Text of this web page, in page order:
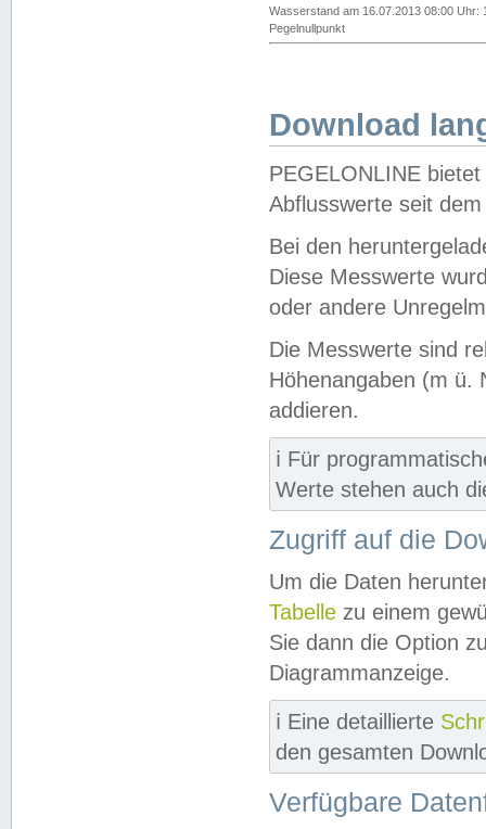
Wasserstand am 16.07.2013 08:00 Uhr:
Pegelnullpunkt
Download
PEGELONLINE
Abflusswerte seit
Bei den
Diese Messwerte
oder andere
Die Messwerte sind
Höhenangaben (m ü.
addieren.
ℹ️ Für
Werte stehen auch
Zugriff auf die
Um die Daten
Tabelle zu einem
Sie dann die Option
Diagrammanzeige.
ℹ️ Eine detaillierte
den gesamten
Verfügbare